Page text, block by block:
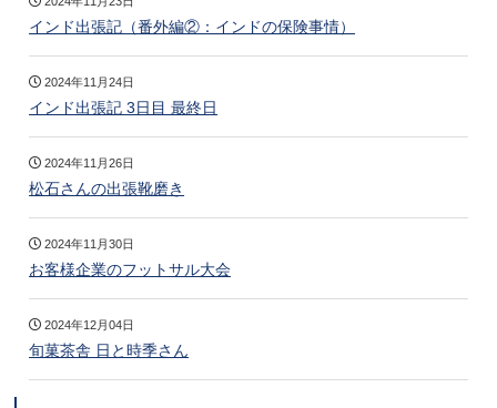
インド出張記（番外編②：インドの保険事情）
2024年11月24日
インド出張記 3日目 最終日
2024年11月26日
松石さんの出張靴磨き
2024年11月30日
お客様企業のフットサル大会
2024年12月04日
旬菓茶舎 日と時季さん